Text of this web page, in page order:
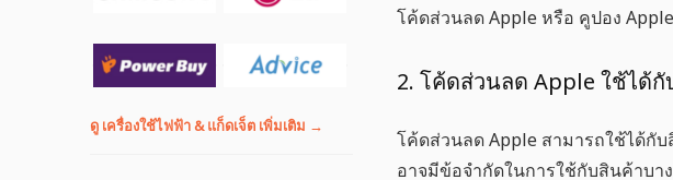
โค้ดส่วนลด Appleหรือ คูปอง Apple
2. โค้ดส่วนลด Apple ใช้ได้
โค้ดส่วนลด Apple สามารถใช้ได้กั
อาจมีข้อจำกัดในการใช้กับสินค้าบา
ดู เครื่องใช้ไฟฟ้า & แก็ดเจ็ต เพิ่มเติม →